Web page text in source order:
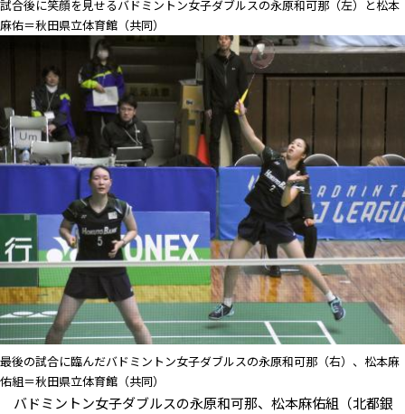
試合後に笑顔を見せるバドミントン女子ダブルスの永原和可那（左）と松本
麻佑＝秋田県立体育館（共同）
最後の試合に臨んだバドミントン女子ダブルスの永原和可那（右）、松本麻
佑組＝秋田県立体育館（共同）
バドミントン女子ダブルスの永原和可那、松本麻佑組（北都銀